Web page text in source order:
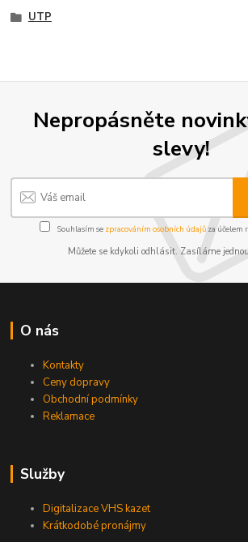
UTP
Nepropásněte
slevy!
Souhlasím se zpracováním osobních údajůza účelem
Můžete se kdykoli odhlásit. Zasíláme
O nás
Kontakty
Ceny dopravy
Obchodní podmínky
Reklamace
Služby
Digitalizace VHS kazet
Krátkodobé pronájmy